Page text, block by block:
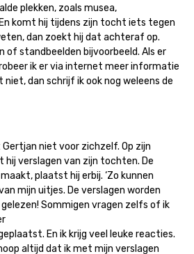
plekken, zoals musea,
komt hij tijdens zijn tocht iets tegen
dan zoekt hij dat achteraf op.
of standbeelden bijvoorbeeld. Als er
ik er via internet meer informatie
dan schrijf ik ook nog weleens de
niet voor zichzelf. Op zijn
hij verslagen van zijn tochten. De
plaatst hij erbij. ‘Zo kunnen
mijn uitjes. De verslagen worden
Sommigen vragen zelfs of ik
En ik krijg veel leuke reacties.
altijd dat ik met mijn verslagen